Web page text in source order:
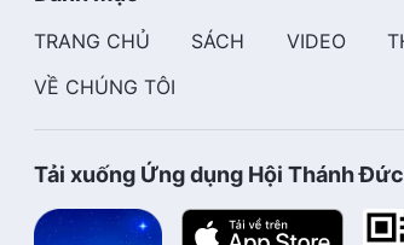
TRANG CHỦ SÁCH VIDEO
VỀ CHÚNG TÔI
Tải xuống Ứng dụng Hội Thánh